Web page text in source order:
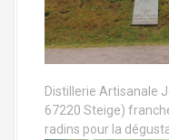
Distillerie Artisanale
67220 Steige)
radins pour la